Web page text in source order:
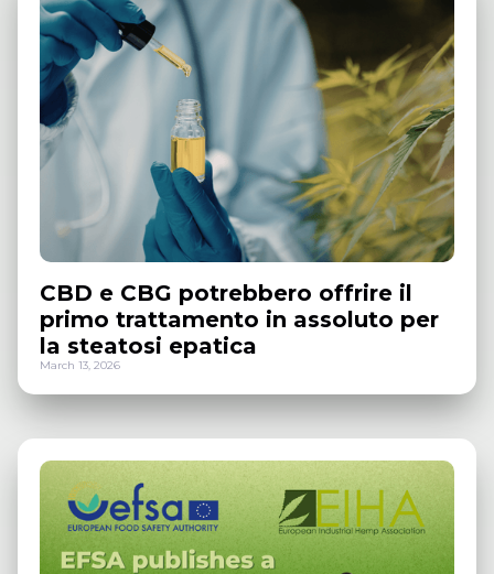
CBD e CBG potrebbero offrire il
primo trattamento in assoluto per
la steatosi epatica
March 13, 2026